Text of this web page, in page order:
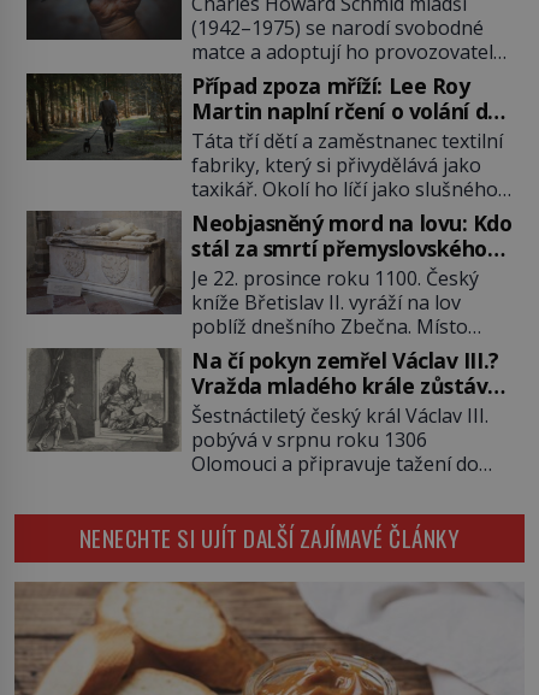
(1942–1975) se narodí svobodné
matce a adoptují ho provozovatelé
pečovatelského domu Charles a
Katharine Schmidovi. Synek jim
mnoho radosti nepřinese. Mezi
přáteli v arizonském Tusconu se
mu přezdívá Krysař. Je to pohledný
a charismatický mladík, kterému to
ve škole dvakrát nejde. Exceluje ale
v tělocviku. Škola si díky němu
může vystavit […]
Případ zpoza mříží: Lee Roy
Martin naplní rčení o volání do
lesa
Táta tří dětí a zaměstnanec textilní
fabriky, který si přivydělává jako
taxikář. Okolí ho líčí jako slušného
člověka. To je Lee Roy Martin
(1937–1972), jinak též Škrtič z
Gaffney, městečka v Jižní Karolíně.
Mezi lety 1967 až 1968 zavraždí dvě
ženy a dvě dívky. Dne 20. května
1967 znásilní a zavraždí 32letou
Annie Lucille Dedmondovou. […]
Neobjasněný mord na lovu: Kdo
stál za smrtí přemyslovského
knížete Břetislava II.?
Je 22. prosince roku 1100. Český
kníže Břetislav II. vyráží na lov
poblíž dnešního Zbečna. Místo
návratu na Pražský hrad však
přichází smrt. Muž na něj zaútočí
kopím a panovník svým zraněním
podlehne. Kdo atentát zosnoval a
proč? Odpověď neznají ani historici
po více než devíti stech letech.
[…]
Na čí pokyn zemřel Václav III.?
Vražda mladého krále zůstává
po 720 letech nevyřešenou
záhadou
Šestnáctiletý český král Václav III.
pobývá v srpnu roku 1306
Olomouci a připravuje tažení do
však přichází smrt. Poslední
mužský potomek rodu
Přemyslovců padá rukou vraha a
české dějiny se během jediného
dne obracejí naruby. Ani po více
než sedmi stech letech není jisté,
kdo tehdy vraždil, a právě to činí
[…]
NENECHTE SI UJÍT DALŠÍ ZAJÍMAVÉ ČLÁNKY